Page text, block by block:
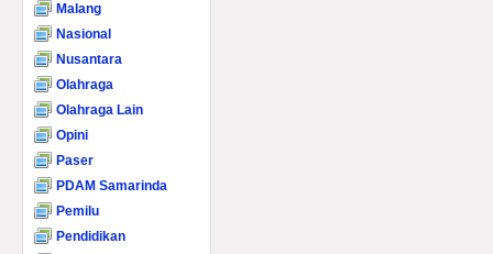
Malang
Nasional
Nusantara
Olahraga
Olahraga Lain
Opini
Paser
PDAM Samarinda
Pemilu
Pendidikan